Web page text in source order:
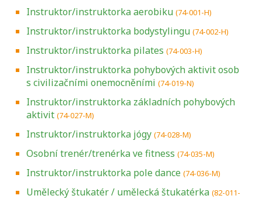
Instruktor/instruktorka aerobiku (74-001-H)
Instruktor/instruktorka bodystylingu (74-002-H)
Instruktor/instruktorka pilates (74-003-H)
Instruktor/instruktorka pohybových aktivit osob
s civilizačními onemocněními (74-019-N)
Instruktor/instruktorka základních pohybových
aktivit (74-027-M)
Instruktor/instruktorka jógy (74-028-M)
Osobní trenér/trenérka ve fitness (74-035-M)
Instruktor/instruktorka pole dance (74-036-M)
Umělecký štukatér / umělecká štukatérka (82-011-